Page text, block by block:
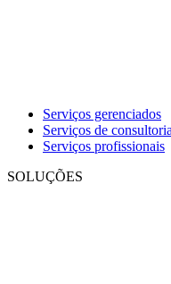
Serviços gerenciados
Serviços de consultoria
Serviços profissionais
SOLUÇÕES